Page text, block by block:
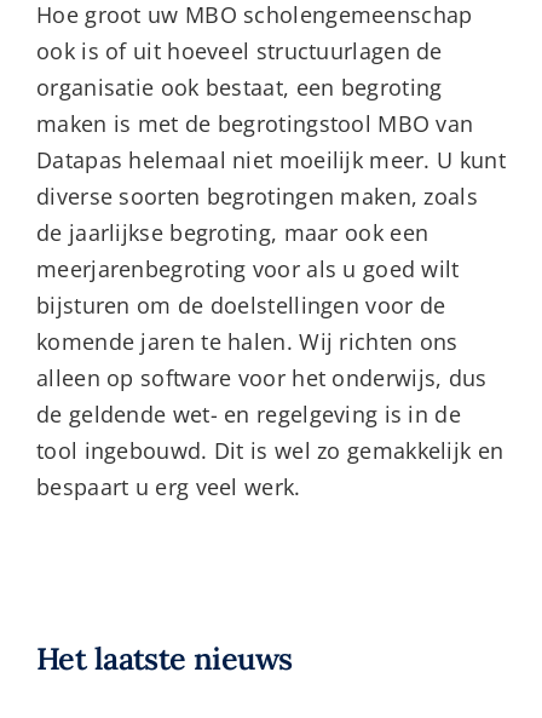
Hoe groot uw MBO scholengemeenschap
ook is of uit hoeveel structuurlagen de
organisatie ook bestaat, een begroting
maken is met de begrotingstool MBO van
Datapas helemaal niet moeilijk meer. U kunt
diverse soorten begrotingen maken, zoals
de jaarlijkse begroting, maar ook een
meerjarenbegroting voor als u goed wilt
bijsturen om de doelstellingen voor de
komende jaren te halen. Wij richten ons
alleen op software voor het onderwijs, dus
de geldende wet- en regelgeving is in de
tool ingebouwd. Dit is wel zo gemakkelijk en
bespaart u erg veel werk.
Het laatste nieuws